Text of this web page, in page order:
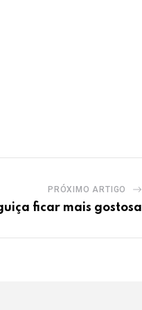
PRÓXIMO ARTIGO
ficar mais gostosa